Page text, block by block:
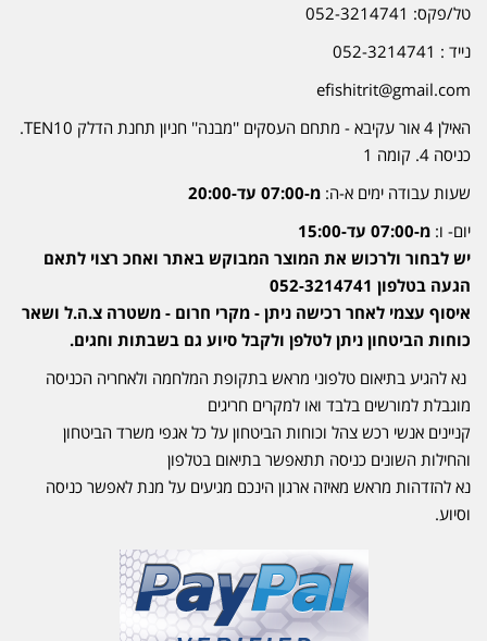
טל/פקס: 052-3214741
נייד : 052-3214741
efishitrit@gmail.com
האילן 4 אור עקיבא - מתחם העסקים ''מבנה'' חניון תחנת הדלק TEN10.
כניסה 4. קומה 1
שעות עבודה ימים א-ה: מ-07:00 עד-20:00
יום- ו: מ-07:00 עד-15:00
יש לבחור ולרכוש את המוצר המבוקש באתר ואחכ רצוי לתאם
הגעה בטלפון 052-3214741
איסוף עצמי לאחר רכישה ניתן - מקרי חרום - משטרה צ.ה.ל ושאר
כוחות הביטחון ניתן לטלפן ולקבל סיוע גם בשבתות וחגים.
נא להגיע בתיאום טלפוני מראש בתקופת המלחמה ולאחריה הכניסה
מוגבלת למורשים בלבד ואו למקרים חריגים
קניינים אנשי רכש צהל וכוחות הביטחון על כל אגפי משרד הביטחון
והחילות השונים כניסה תתאפשר בתיאום בטלפון
נא להזדהות מראש מאיזה ארגון הינכם מגיעים על מנת לאפשר כניסה
וסיוע.